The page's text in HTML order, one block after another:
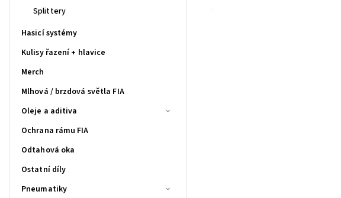
Splittery
Hasicí systémy
Kulisy řazení + hlavice
Merch
Mlhová / brzdová světla FIA
Oleje a aditiva
Ochrana rámu FIA
Odtahová oka
Ostatní díly
Pneumatiky